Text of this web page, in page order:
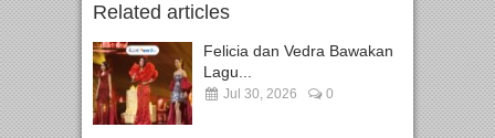
Related articles
Felicia dan Vedra Bawakan
Lagu...
Jul 30, 2026 0